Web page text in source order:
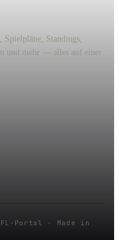
Spielpläne, Standings,
und mehr — alles auf einer
Portal · Made in